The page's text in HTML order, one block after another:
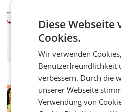
Frühjahr dank
wieder Gewinn
Eine Bühne
Müller
Diese Webseite
Cookies.
Wir verwenden
Benutzerfreundlichkeit
verbessern. Durch die
unserer Webseite
Verwendung von